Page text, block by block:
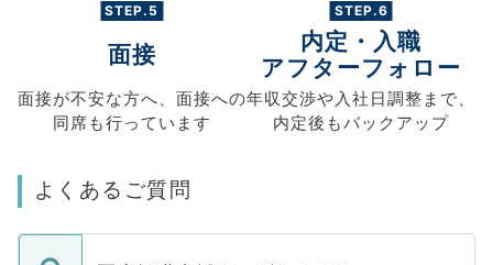
STEP.5
面接
面接が不安な方へ、 面接への
同席も行っています
STEP.6
内定・入職
アフターフォロー
年収交渉や入社日調整まで、
内定後もバックアップ
よくあるご質問